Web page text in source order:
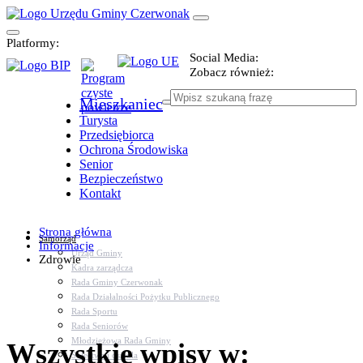
Platformy:
Social Media:
Zobacz również:
Mieszkaniec
Turysta
Przedsiębiorca
Ochrona Środowiska
Senior
Bezpieczeństwo
Kontakt
Samorząd
Urząd Gminy
Kadra zarządcza
Rada Gminy Czerwonak
Rada Działalności Pożytku Publicznego
Rada Sportu
Rada Seniorów
Młodzieżowa Rada Gminy
Sołectwa i osiedla
Strona główna
Informacje
Zdrowie
Wszystkie wpisy w: